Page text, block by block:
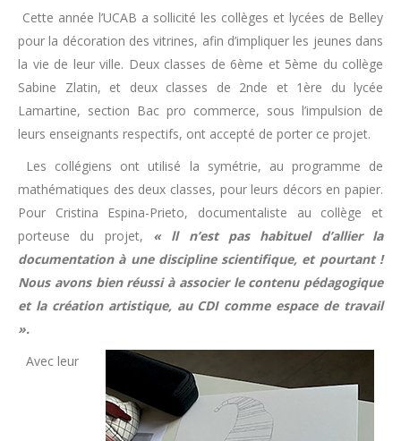
Cette année l’UCAB a sollicité les collèges et lycées de Belley
pour la décoration des vitrines, afin d’impliquer les jeunes dans
la vie de leur ville. Deux classes de 6ème et 5ème du collège
Sabine Zlatin, et deux classes de 2nde et 1ère du lycée
Lamartine, section Bac pro commerce, sous l’impulsion de
leurs enseignants respectifs, ont accepté de porter ce projet.
Les collégiens ont utilisé la symétrie, au programme de
mathématiques des deux classes, pour leurs décors en papier.
Pour Cristina Espina-Prieto, documentaliste au collège et
porteuse du projet, « ll n’est pas habituel d’allier la
documentation à une discipline scientifique, et pourtant !
Nous avons bien réussi à associer le contenu pédagogique
et la création artistique, au CDI comme espace de travail
».
Avec leur